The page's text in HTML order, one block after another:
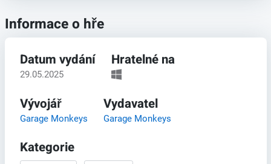
Informace o hře
Datum vydání
29.05.2025
Hratelné na
Vývojář
Garage Monkeys
Vydavatel
Garage Monkeys
Kategorie